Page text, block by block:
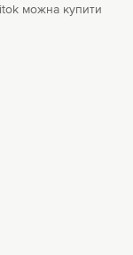
можна купити